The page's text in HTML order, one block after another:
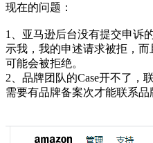
现在的问题：
1、亚马逊后台没有提交申诉
示我，我的申述请求被拒，
可能会被拒绝。
2、品牌团队的Case开不了，
需要有品牌备案次才能联系品